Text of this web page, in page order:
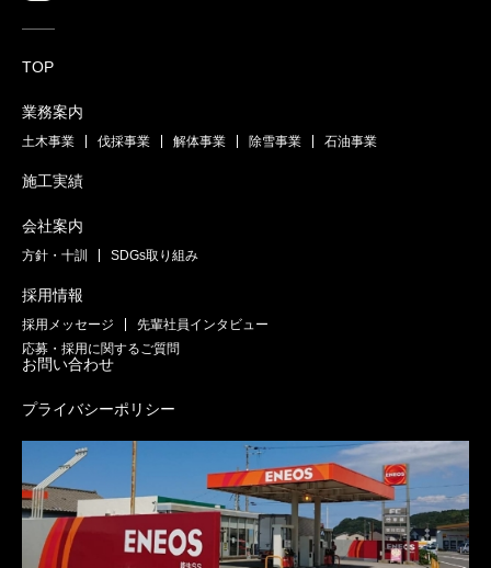
TOP
業務案内
土木事業 伐採事業 解体事業 除雪事業 石油事業
施工実績
会社案内
方針・十訓 SDGs取り組み
採用情報
採用メッセージ
先輩社員インタビュー
応募・採用に関するご質問
お問い合わせ
プライバシーポリシー